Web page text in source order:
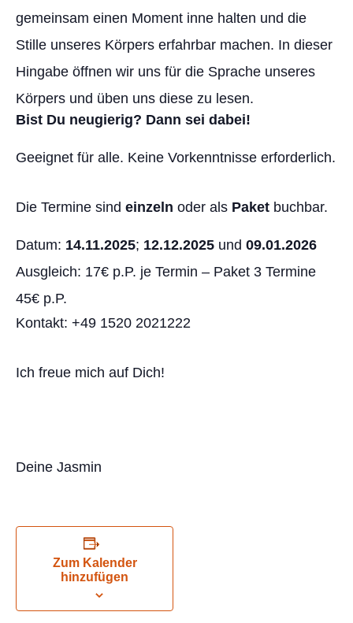
gemeinsam einen Moment inne halten und die
Stille unseres Körpers erfahrbar machen. In dieser
Hingabe öffnen wir uns für die Sprache unseres
Körpers und üben uns diese zu lesen.
Bist Du neugierig? Dann sei dabei!
Geeignet für alle. Keine Vorkenntnisse erforderlich.
Die Termine sind einzeln oder als Paket buchbar.
Datum: 14.11.2025; 12.12.2025 und 09.01.2026
Ausgleich: 17€ p.P. je Termin – Paket 3 Termine
45€ p.P.
Kontakt: +49 1520 2021222
Ich freue mich auf Dich!
Deine Jasmin
Zum Kalender
hinzufügen